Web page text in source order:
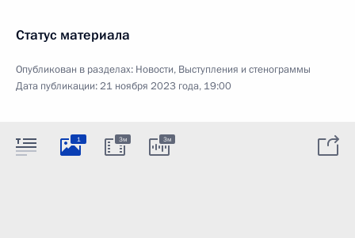
Статус материала
Опубликован в разделах: Новости, Выступления и стенограммы
Дата публикации:21 ноября 2023 года, 19:00
1 3м 3м